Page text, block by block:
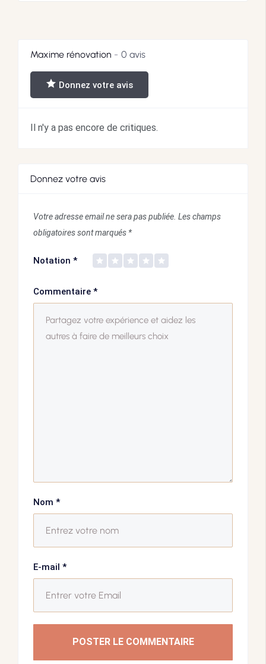
Maxime rénovation 0 avis
Donnez votre avis
Il n'y a pas encore de critiques.
Donnez votre avis
Votre adresse email ne sera pas publiée. Les champs
obligatoires sont marqués *
Notation *
Commentaire *
Nom *
E-mail *
POSTER LE COMMENTAIRE